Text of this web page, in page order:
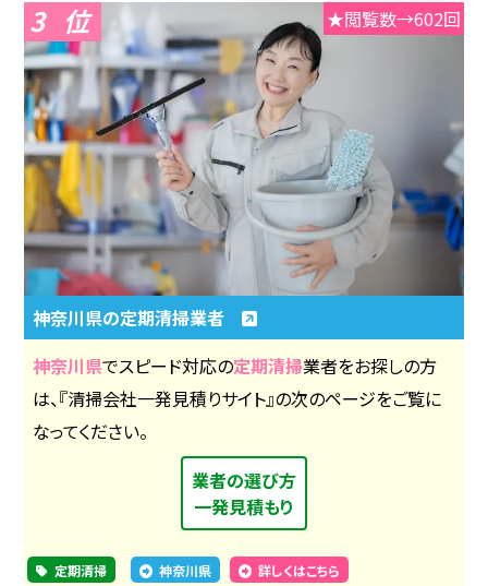
3 ★閲覧数→602回
神奈川県の定期清掃業者
神奈川県でスピード対応の定期清掃業者をお探しの方
は、『清掃会社一発見積りサイト』の次のページをご覧に
なってください。
業者の選び方
一発見積もり
定期清掃 神奈川県 詳しくはこちら